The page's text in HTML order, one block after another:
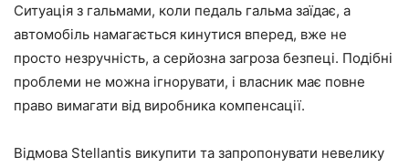
Ситуація з гальмами, коли педаль гальма заїдає, а
автомобіль намагається кинутися вперед, вже не
просто незручність, а серйозна загроза безпеці. Подібні
проблеми не можна ігнорувати, і власник має повне
право вимагати від виробника компенсації.
Відмова Stellantis викупити та запропонувати невелику